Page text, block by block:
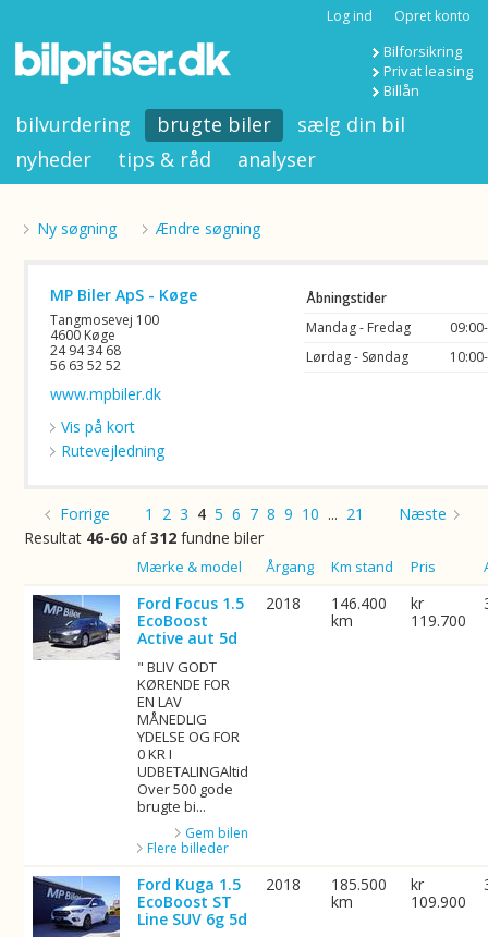
Log ind Opret konto
Bilforsikring
Privat leasing
Billån
bilvurdering brugte biler
sælg din bil
nyheder
tips & råd analyser
Ny søgning Ændre søgning
MP Biler ApS - Køge
Tangmosevej 100
4600 Køge
24 94 34 68
56 63 52 52
www.mpbiler.dk
Vis på kort
Rutevejledning
Åbningstider
Mandag - Fredag
Lørdag - Søndag
Forrige 1 2 3 4 5 6 7 8 9 10 ... 21
Næste
Resultat 46-60 af312 fundne biler
Mærke & model Årgang Km stand Pris
Ford Focus 1.5
EcoBoost
Active aut 5d
" BLIV GODT
KØRENDE FOR
EN LAV
MÅNEDLIG
YDELSE OG FOR
0 KR I
UDBETALINGAltid
Over 500 gode
brugte bi...
Gem bilen
Flere billeder
2018
146.400
km
kr
119.700
Ford Kuga 1.5
EcoBoost ST
Line SUV 6g 5d
2018
185.500
km
kr
109.900